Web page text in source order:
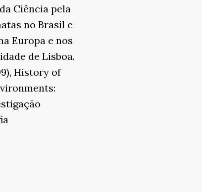
Ciência pela
no Brasil e
Europa e nos
de Lisboa.
History of